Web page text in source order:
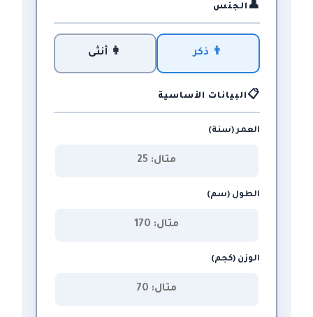
👤 الجنس
👨 ذكر 👩 أنثى
📋البيانات الأساسية
العمر (سنة)
الطول (سم)
الوزن (كجم)